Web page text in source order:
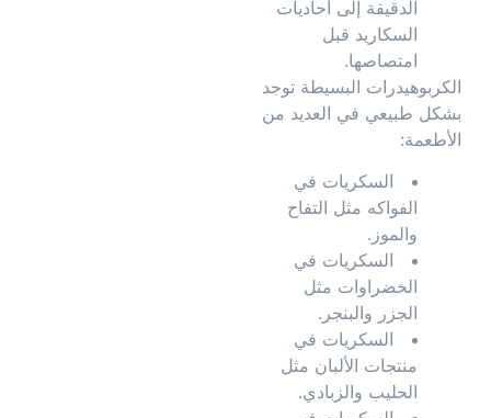
الدقيقة إلى أحاديات
السكاريد قبل
امتصاصها.
الكربوهيدرات البسيطة توجد
بشكل طبيعي في العديد من
الأطعمة:
السكريات في
الفواكه مثل التفاح
والموز.
السكريات في
الخضراوات مثل
الجزر والبنجر.
السكريات في
منتجات الألبان مثل
الحليب والزبادي.